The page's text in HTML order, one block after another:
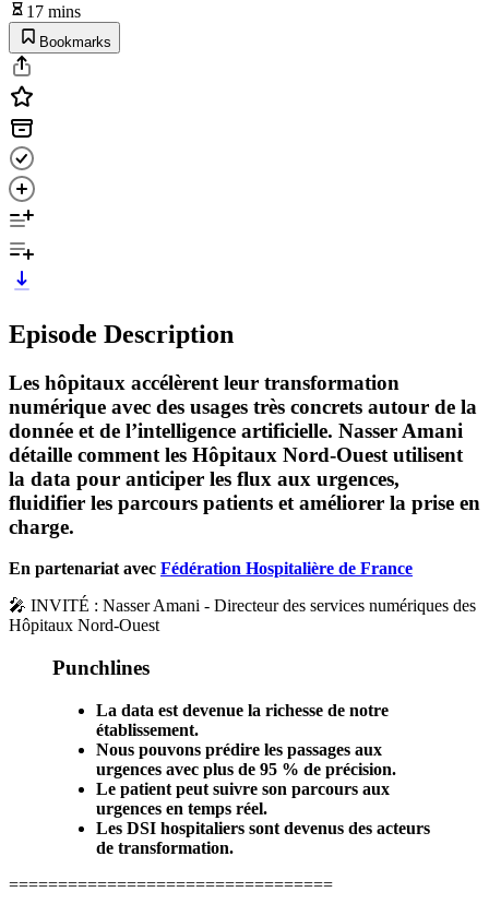
17 mins
Bookmarks
Episode Description
Les hôpitaux accélèrent leur transformation
numérique avec des usages très concrets autour de la
donnée et de l’intelligence artificielle. Nasser Amani
détaille comment les Hôpitaux Nord-Ouest utilisent
la data pour anticiper les flux aux urgences,
fluidifier les parcours patients et améliorer la prise en
charge.
En partenariat avec Fédération Hospitalière de France
🎤 INVITÉ : Nasser Amani - Directeur des services numériques des
Hôpitaux Nord-Ouest
Punchlines
La data est devenue la richesse de notre
établissement.
Nous pouvons prédire les passages aux
urgences avec plus de 95 % de précision.
Le patient peut suivre son parcours aux
urgences en temps réel.
Les DSI hospitaliers sont devenus des acteurs
de transformation.
=================================